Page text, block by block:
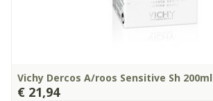
Vichy Dercos A/roos Sensitive Sh 200ml
€ 21,94